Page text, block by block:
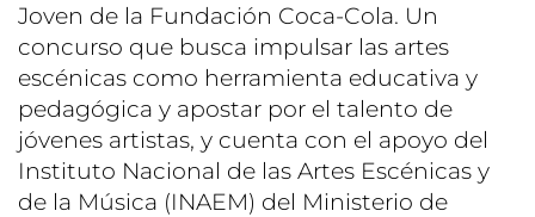
Joven de la Fundación Coca-Cola. Un
concurso que busca impulsar las artes
escénicas como herramienta educativa y
pedagógica y apostar por el talento de
jóvenes artistas, y cuenta con el apoyo del
Instituto Nacional de las Artes Escénicas y
de la Música (INAEM) del Ministerio de